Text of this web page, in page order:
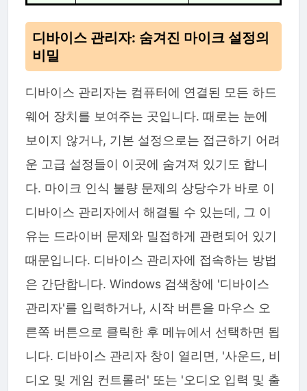
디바이스 관리자: 숨겨진 마이크 설정의
비밀
디바이스 관리자는 컴퓨터에 연결된 모든 하드
웨어 장치를 보여주는 곳입니다. 때로는 눈에
보이지 않거나, 기본 설정으로는 접근하기 어려
운 고급 설정들이 이곳에 숨겨져 있기도 합니
다. 마이크 인식 불량 문제의 상당수가 바로 이
디바이스 관리자에서 해결될 수 있는데, 그 이
유는 드라이버 문제와 밀접하게 관련되어 있기
때문입니다. 디바이스 관리자에 접속하는 방법
은 간단합니다. Windows 검색창에 '디바이스
관리자'를 입력하거나, 시작 버튼을 마우스 오
른쪽 버튼으로 클릭한 후 메뉴에서 선택하면 됩
니다. 디바이스 관리자 창이 열리면, '사운드, 비
디오 및 게임 컨트롤러' 또는 '오디오 입력 및 출